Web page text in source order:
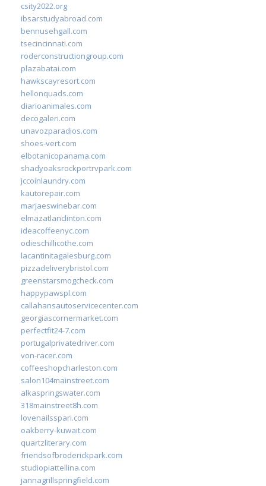
csity2022.org
ibsarstudyabroad.com
bennusehgall.com
tsecincinnati.com
roderconstructiongroup.com
plazabatai.com
hawkscayresort.com
hellonquads.com
diarioanimales.com
decogaleri.com
unavozparadios.com
shoes-vert.com
elbotanicopanama.com
shadyoaksrockportrvpark.com
jccoinlaundry.com
kautorepair.com
marjaeswinebar.com
elmazatlanclinton.com
ideacoffeenyc.com
odieschillicothe.com
lacantinitagalesburg.com
pizzadeliverybristol.com
greenstarsmogcheck.com
happypawspl.com
callahansautoservicecenter.com
georgiascornermarket.com
perfectfit24-7.com
portugalprivatedriver.com
von-racer.com
coffeeshopcharleston.com
salon104mainstreet.com
alkaspringswater.com
318mainstreet8h.com
lovenailsspari.com
oakberry-kuwait.com
quartzliterary.com
friendsofbroderickpark.com
studiopiattellina.com
jannagrillspringfield.com